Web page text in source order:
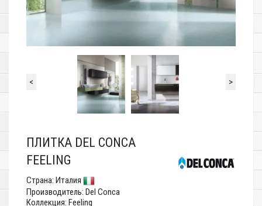
< >
ПЛИТКА DEL CONCA
FEELING
Страна: Италия
Производитель: Del Conca
Коллекция: Feeling